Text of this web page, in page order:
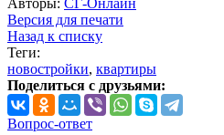
Авторы: СГ-Онлайн
Версия для печати
Назад к списку
Теги:
новостройки, квартиры
Поделиться с друзьями:
Вопрос-ответ